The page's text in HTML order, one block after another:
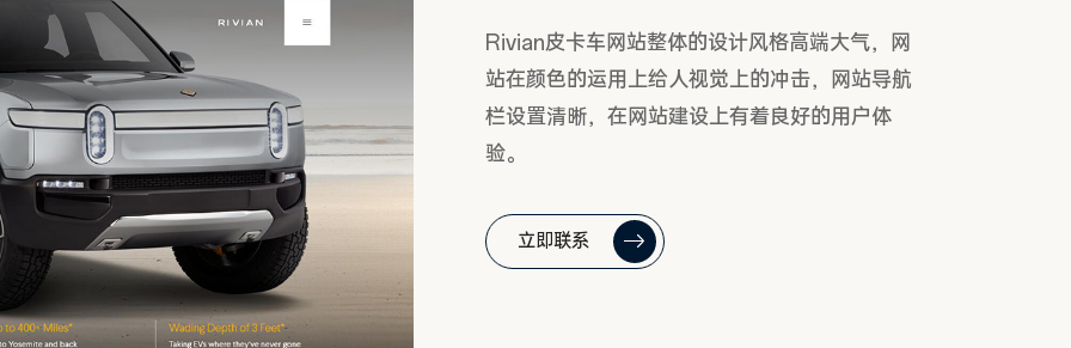
Rivian皮卡车网站整体的设计风格高端大气，网
站在颜色的运用上给人视觉上的冲击，网站导航
栏设置清晰，在网站建设上有着良好的用户体
验。
立即联系